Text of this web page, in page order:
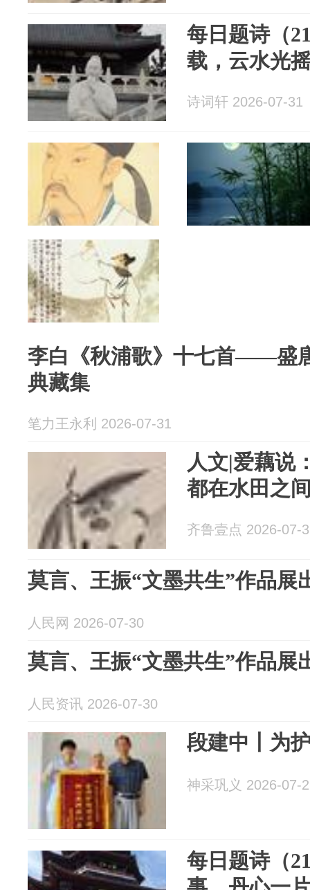
每日题诗（
载，云水光
诗词轩 2026-07-31
李白《秋浦歌》十七首——盛
典藏集
笔力王永利 2026-07-31
人文|爱藕说
都在水田之
齐鲁壹点 2026-07-
莫言、王振“文墨共生”作品展
人民网 2026-07-30
莫言、王振“文墨共生”作品展
人民资讯 2026-07-30
段建中丨为
神采巩义 2026-07-
每日题诗（